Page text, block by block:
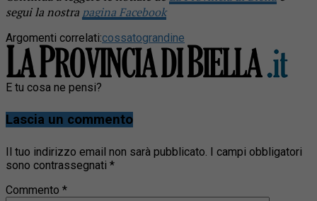
segui la nostra pagina Facebook
Argomenti correlati:cossatograndine
E tu cosa ne pensi?
Lascia un commento
Il tuo indirizzo email non sarà pubblicato. I campi obbligatori
sono contrassegnati *
Commento *